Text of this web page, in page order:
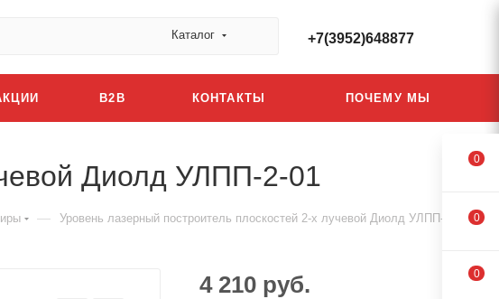
Каталог +7(3952)648877
B2B КОНТАКТЫ ПОЧЕМУ МЫ
Диолд УЛПП-2-01
— Уровень лазерный построитель плоскостей 2-х лучевой Диолд УЛПП-2-01
4 210 руб.
0
0
0